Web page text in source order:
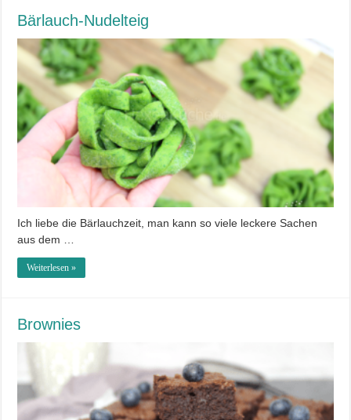
Bärlauch-Nudelteig
Ich liebe die Bärlauchzeit, man kann so viele leckere Sachen
aus dem …
Weiterlesen »
Brownies